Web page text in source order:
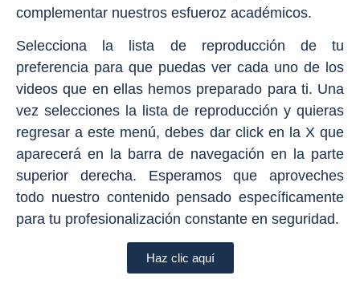
complementar nuestros esfueroz académicos.
Selecciona la lista de reproducción de tu
preferencia para que puedas ver cada uno de los
videos que en ellas hemos preparado para ti. Una
vez selecciones la lista de reproducción y quieras
regresar a este menú, debes dar click en la X que
aparecerá en la barra de navegación en la parte
superior derecha. Esperamos que aproveches
todo nuestro contenido pensado específicamente
para tu profesionalización constante en seguridad.
Haz clic aquí